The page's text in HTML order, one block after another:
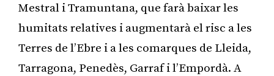
Mestral i Tramuntana, que farà baixar les
humitats relatives i augmentarà el risc a les
Terres de l’Ebre i a les comarques de Lleida,
Tarragona, Penedès, Garraf i l’Empordà. A